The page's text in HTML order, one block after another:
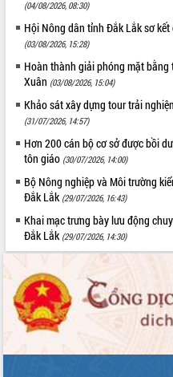
Lấy ý kiến điều chỉnh Quy hoạch tỉnh
Đắk Lắk thời kỳ 2021-2030, tầm nhìn
đến năm 2050
Phát động chiến dịch 30 ngày đêm
giải phóng mặt bằng Tuyến đường bộ
ven biển
Đắk Lắk nỗ lực thúc đẩy tăng trưởng
kinh tế từ 10% trở lên trong Quý
II/2026
Đắk Lắk ký kết thỏa thuận hợp tác về
chuyển đổi số giai đoạn 2026 – 2030
với Tập đoàn Bưu chính Viễn thông
Thứ trưởng Bộ Y tế làm việc với tỉnh
Đắk Lắk về phát triển nhân lực y tế
Du lịch Đắk Lắk nâng tầm trải nghiệm
du khách thông qua Hệ thống cơ sở dữ
liệu và Bản đồ số
Tập huấn ứng dụng trí tuệ nhân tạo (AI)
(04/08/2026, 08:30)
Hội Nông dân tỉnh Đắk Lắk sơ
(03/08/2026, 15:28)
Hoàn thành giải phóng mặt
Xuân (03/08/2026, 15:04)
Khảo sát xây dựng tour trải
(31/07/2026, 14:57)
Hơn 200 cán bộ cơ sở được bồi
tôn giáo (30/07/2026, 14:00)
Bộ Nông nghiệp và Môi trường
Đắk Lắk (29/07/2026, 16:43)
Khai mạc trưng bày lưu động
Đắk Lắk (29/07/2026, 14:30)